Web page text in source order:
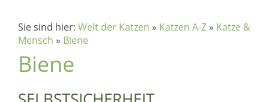
Sie sind hier: Welt der Katzen » Katzen A-Z » Katze &
Mensch » Biene
Biene